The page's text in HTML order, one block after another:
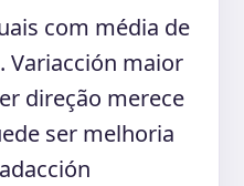
com média de
Variacción maior
direção merece
ser melhoria